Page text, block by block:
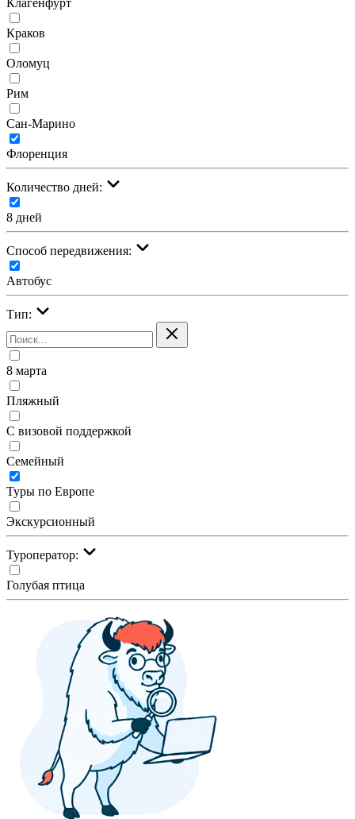
Краков
Оломуц
Рим
Сан-Марино
Флоренция
Количество дней:
8 дней
Cпособ передвижения:
Автобус
Тип:
8 марта
Пляжный
С визовой поддержкой
Семейный
Туры по Европе
Экскурсионный
Туроператор:
Голубая птица